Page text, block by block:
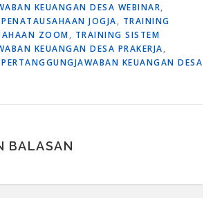
KEUANGAN DESA WEBINAR,
JOGJA, TRAINING
ZOOM, TRAINING SISTEM
KEUANGAN DESA PRAKERJA,
KEUANGAN DESA
BALASAN